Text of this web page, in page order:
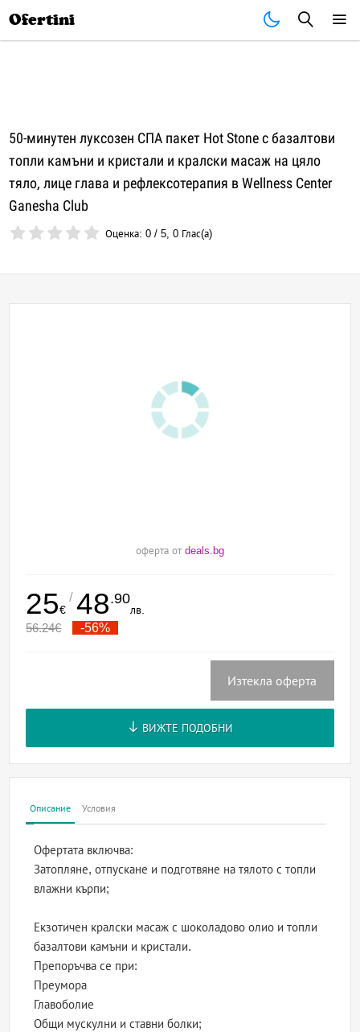
Ofertini
50-минутен луксозен СПА пакет Hot Stone с базалтови
топли камъни и кристали и кралски масаж на цяло
тяло, лице глава и рефлексотерапия в Wellness Center
Ganesha Club
Оценка:0 /5,0 Глас(а)
оферта от deals.bg
25€
/ 48.90
лв.
56.24€ -56%
Изтекла оферта
ВИЖТЕ ПОДОБНИ
Описание Условия
Офертата включва:
Затопляне, отпускане и подготвяне на тялото с топли
влажни кърпи;
Екзотичен кралски масаж с шоколадово олио и топли
базалтови камъни и кристали.
Препоръчва се при:
Преумора
Главоболие
Общи мускулни и ставни болки;